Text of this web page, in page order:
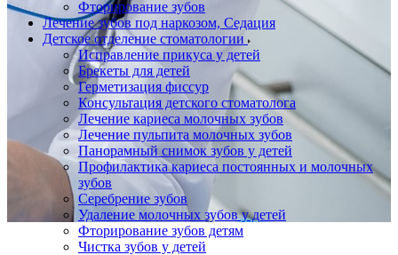
Фторирование зубов
Лечение зубов под наркозом, Седация
Детское отделение стоматологии
Исправление прикуса у детей
Брекеты для детей
Герметизация фиссур
Консультация детского стоматолога
Лечение кариеса молочных зубов
Лечение пульпита молочных зубов
Панорамный снимок зубов у детей
Профилактика кариеса постоянных и молочных
зубов
Серебрение зубов
Удаление молочных зубов у детей
Фторирование зубов детям
Чистка зубов у детей